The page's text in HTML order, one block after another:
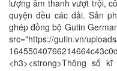
lượng âm thanh vượt trội,
quyện đều các dải. Sản
ghép đồng bộ Gutin
src="https://gutin.vn/
<h3><strong>Thông số kĩ